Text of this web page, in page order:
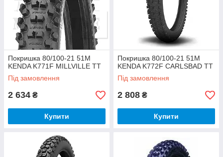
Покришка 80/100-21 51M
KENDA K771F MILLVILLE TT
Під замовлення
2 634 ₴
Купити
Покришка 80/100-21 51M
KENDA K772F CARLSBAD TT
Під замовлення
2 808 ₴
Купити